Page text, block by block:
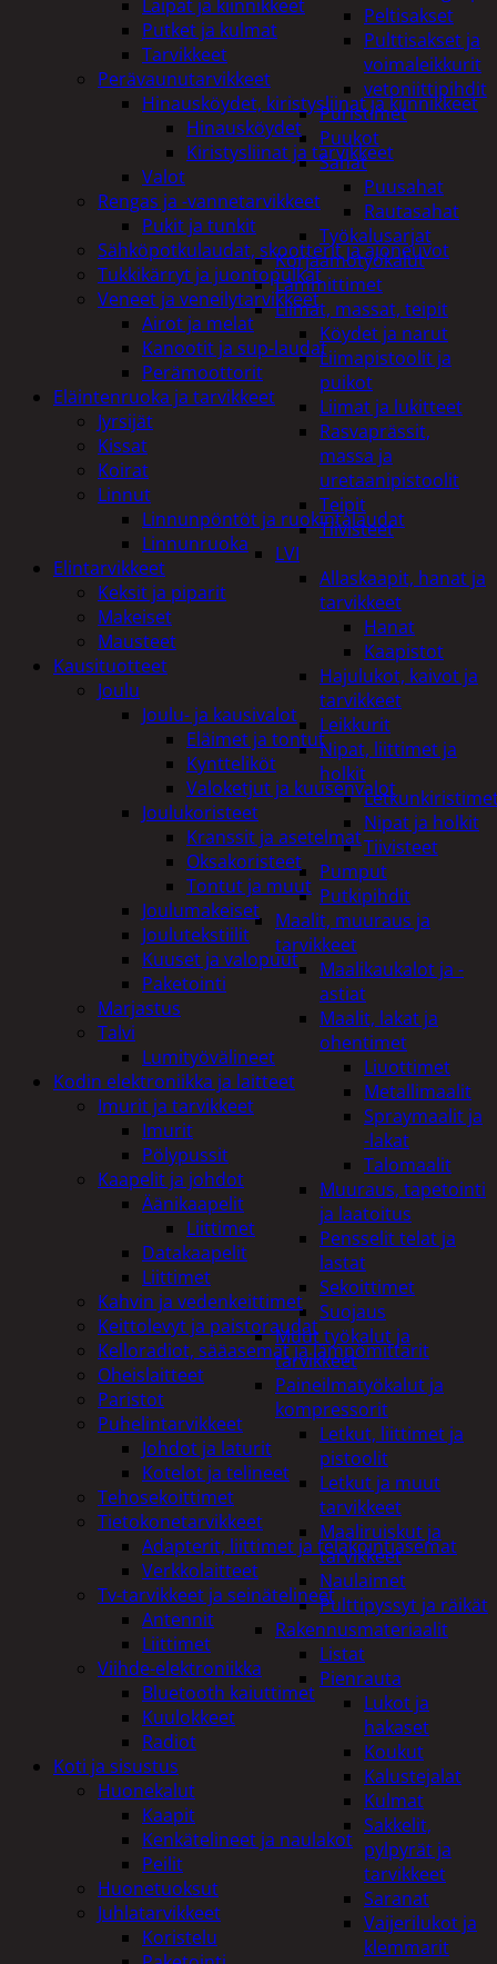
Peltisakset
Pulttisakset ja
voimaleikkurit
vetoniittipihdit
Puristimet
Puukot
Sahat
Puusahat
Rautasahat
Työkalusarjat
Korjaamotyökalut
Lämmittimet
Liimat, massat, teipit
Köydet ja narut
Liimapistoolit ja
puikot
Liimat ja lukitteet
Rasvaprässit,
massa ja
uretaanipistoolit
Teipit
Tiivisteet
LVI
Allaskaapit, hanat ja
tarvikkeet
Hanat
Kaapistot
Hajulukot, kaivot ja
tarvikkeet
Leikkurit
Nipat, liittimet ja
holkit
Nipat ja holkit
Tiivisteet
Pumput
Putkipihdit
Maalit, muuraus ja
tarvikkeet
Maalikaukalot ja -
astiat
Maalit, lakat ja
ohentimet
Liuottimet
Metallimaalit
Spraymaalit ja
-lakat
Talomaalit
Muuraus, tapetointi
ja laatoitus
Pensselit telat ja
lastat
Sekoittimet
Suojaus
Muut työkalut ja
tarvikkeet
Paineilmatyökalut ja
kompressorit
Letkut, liittimet ja
pistoolit
Letkut ja muut
tarvikkeet
Maaliruiskut ja
tarvikkeet
Naulaimet
Pulttipyssyt ja räikät
Rakennusmateriaalit
Listat
Pienrauta
Lukot ja
hakaset
Koukut
Kalustejalat
Kulmat
Sakkelit,
pylpyrät ja
tarvikkeet
Saranat
Vaijerilukot ja
klemmarit
Laipat ja kiinnikkeet
Putket ja kulmat
Tarvikkeet
Perävaunutarvikkeet
Hinausköydet, kiristysliinat ja kiinnikkeet
Hinausköydet
Kiristysliinat ja tarvikkeet
Valot
Rengas ja -vannetarvikkeet
Pukit ja tunkit
Sähköpotkulaudat, skootterit ja ajoneuvot
Tukkikärryt ja juontopulkat
Veneet ja veneilytarvikkeet
Airot ja melat
Kanootit ja sup-laudat
Perämoottorit
Eläintenruoka ja tarvikkeet
Jyrsijät
Kissat
Koirat
Linnut
Linnunpöntöt ja ruokintalaudat
Linnunruoka
Elintarvikkeet
Keksit ja piparit
Makeiset
Mausteet
Kausituotteet
Joulu
Joulu- ja kausivalot
Eläimet ja tontut
Kyntteliköt
Valoketjut ja kuusenvalot
Joulukoristeet
Kranssit ja asetelmat
Oksakoristeet
Tontut ja muut
Joulumakeiset
Joulutekstiilit
Kuuset ja valopuut
Paketointi
Marjastus
Talvi
Lumityövälineet
Kodin elektroniikka ja laitteet
Imurit ja tarvikkeet
Imurit
Pölypussit
Kaapelit ja johdot
Äänikaapelit
Liittimet
Datakaapelit
Liittimet
Kahvin ja vedenkeittimet
Keittolevyt ja paistoraudat
Kelloradiot, sääasemat ja lämpömittarit
Oheislaitteet
Paristot
Puhelintarvikkeet
Johdot ja laturit
Kotelot ja telineet
Tehosekoittimet
Tietokonetarvikkeet
Adapterit, liittimet ja telakointiasemat
Verkkolaitteet
Tv-tarvikkeet ja seinätelineet
Antennit
Liittimet
Viihde-elektroniikka
Bluetooth kaiuttimet
Kuulokkeet
Radiot
Koti ja sisustus
Huonekalut
Kaapit
Kenkätelineet ja naulakot
Peilit
Huonetuoksut
Juhlatarvikkeet
Koristelu